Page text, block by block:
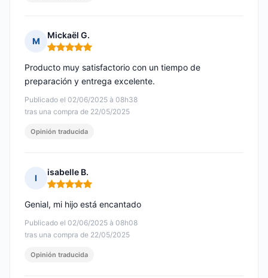
M
Mickaël G.
Nota: 5 de 5
Publicado el 02/06/2025 à 08h38
tras una compra de 22/05/2025
Producto muy satisfactorio con un tiempo de
preparación y entrega excelente.
Opinión traducida
I
isabelle B.
Nota: 5 de 5
Publicado el 02/06/2025 à 08h08
tras una compra de 22/05/2025
Genial, mi hijo está encantado
Opinión traducida